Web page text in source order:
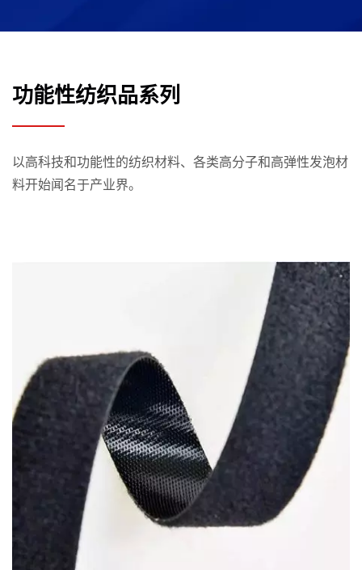
功能性纺织品系列
以高科技和功能性的纺织材料、各类高分子和高弹性发泡材
料开始闻名于产业界。